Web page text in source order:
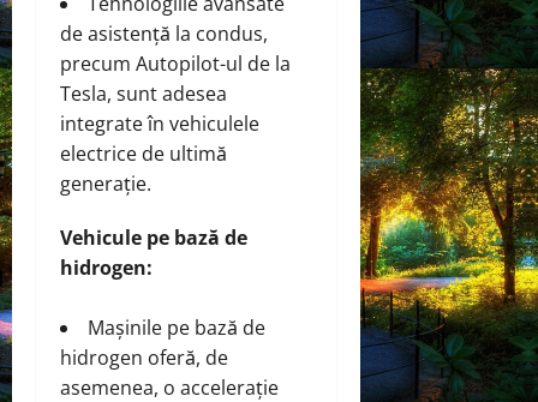
de asistență la condus,
precum Autopilot-ul de la
Tesla, sunt adesea
integrate în vehiculele
electrice de ultimă
generație.
Vehicule pe bază de
hidrogen:
Mașinile pe bază de
hidrogen oferă, de
asemenea, o accelerație